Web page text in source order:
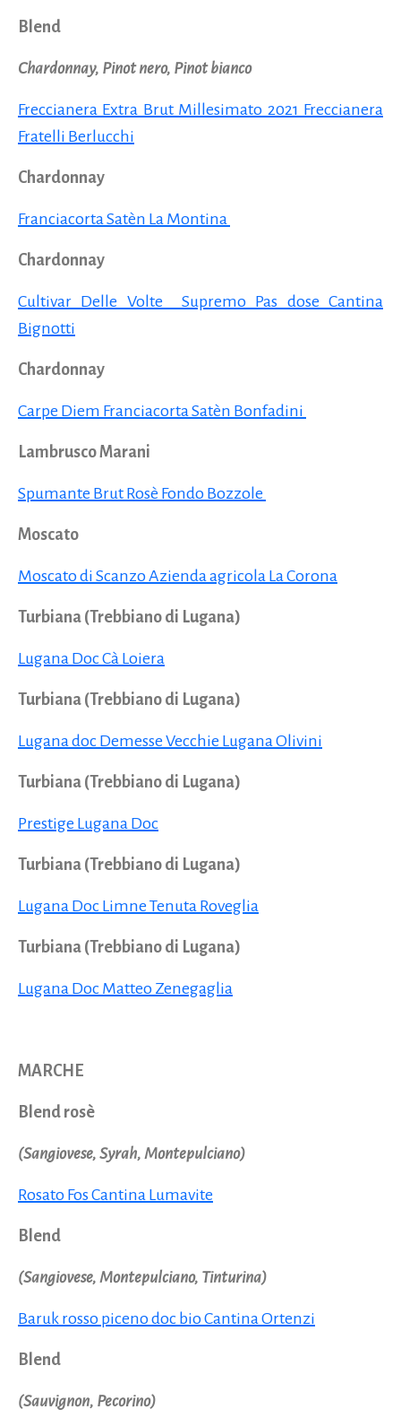
Blend
Chardonnay, Pinot nero, Pinot bianco
Freccianera Extra Brut Millesimato 2021 Freccianera
Fratelli Berlucchi
Chardonnay
Franciacorta Satèn La Montina
Chardonnay
Cultivar Delle Volte Supremo Pas dose Cantina
Bignotti
Chardonnay
Carpe Diem Franciacorta Satèn Bonfadini
Lambrusco Marani
Spumante Brut Rosè Fondo Bozzole
Moscato
Moscato di Scanzo Azienda agricola La Corona
Turbiana (Trebbiano di Lugana)
Lugana Doc Cà Loiera
Turbiana (Trebbiano di Lugana)
Lugana doc Demesse Vecchie Lugana Olivini
Turbiana (Trebbiano di Lugana)
Prestige Lugana Doc
Turbiana (Trebbiano di Lugana)
Lugana Doc Limne Tenuta Roveglia
Turbiana (Trebbiano di Lugana)
Lugana Doc Matteo Zenegaglia
MARCHE
Blend rosè
(Sangiovese, Syrah, Montepulciano)
Rosato Fos Cantina Lumavite
Blend
(Sangiovese, Montepulciano, Tinturina)
Baruk rosso piceno doc bio Cantina Ortenzi
Blend
(Sauvignon, Pecorino)